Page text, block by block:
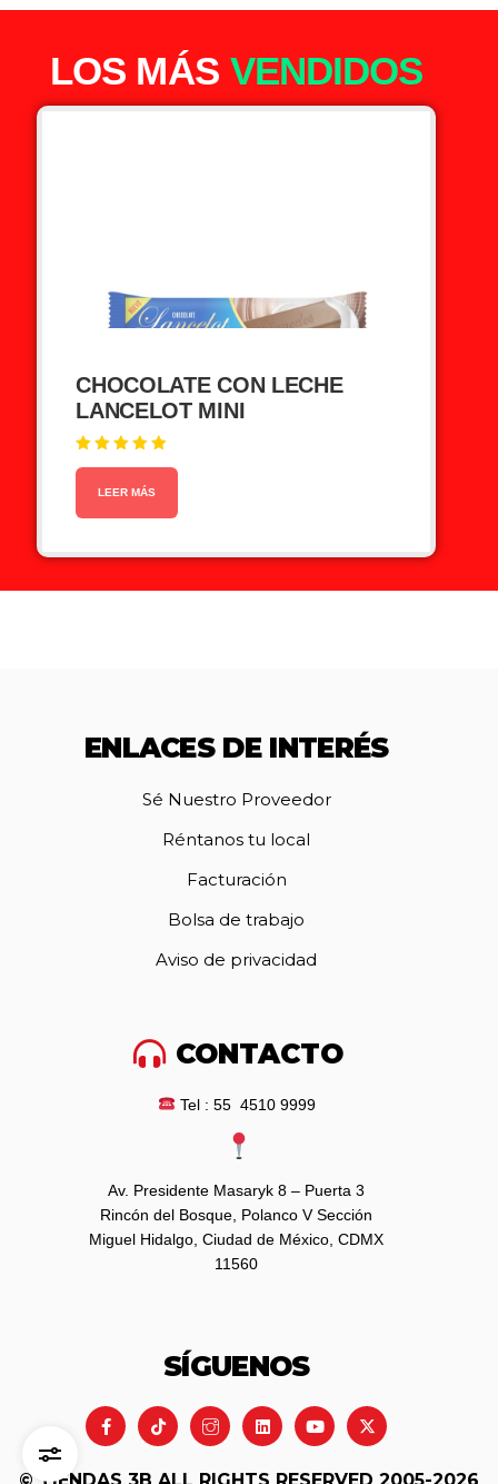
LOS MÁS VENDIDOS
CHOCOLATE CON LECHE
LANCELOT MINI
LEER MÁS
ENLACES DE INTERÉS
Sé Nuestro Proveedor
Réntanos tu local
Facturación
Bolsa de trabajo
Aviso de privacidad
CONTACTO
Tel : 55 4510 9999
Av. Presidente Masaryk 8 – Puerta 3
Rincón del Bosque, Polanco V Sección
Miguel Hidalgo, Ciudad de México, CDMX
11560
SÍGUENOS